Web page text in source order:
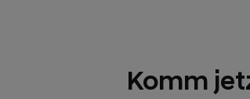
Komm